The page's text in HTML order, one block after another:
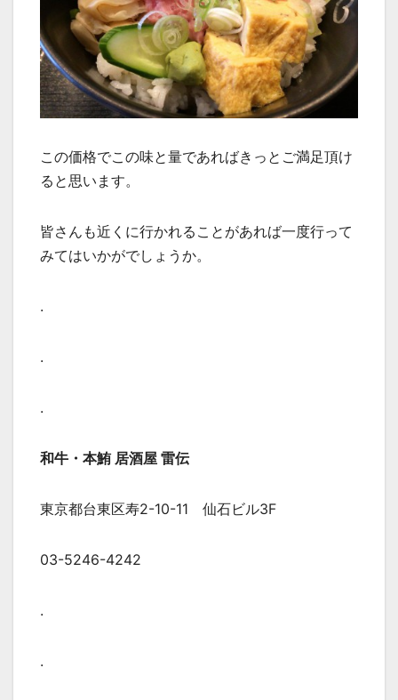
この価格でこの味と量であればきっとご満足頂け
ると思います。
皆さんも近くに行かれることがあれば一度行って
みてはいかがでしょうか。
.
.
.
和牛・本鮪 居酒屋 雷伝
東京都台東区寿2-10-11 仙石ビル3F
03-5246-4242
.
.